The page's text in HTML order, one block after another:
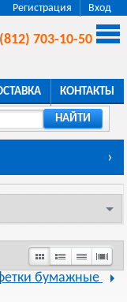
Регистрация Вход
703-10-50
КОНТАКТЫ
НАЙТИ
›
бумажные